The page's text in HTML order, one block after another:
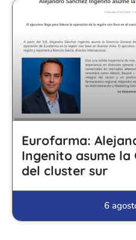
Eurofarma:
Ingenito asume la
del cluster sur
6